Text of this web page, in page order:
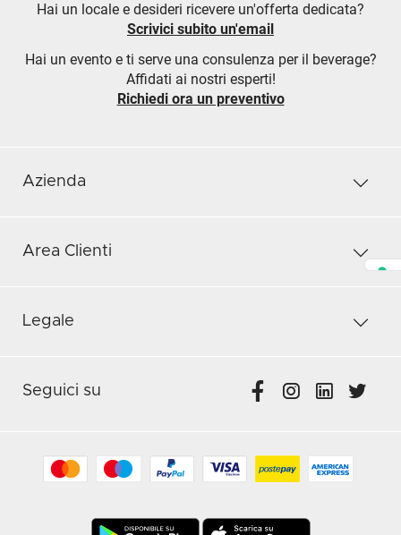
Hai un locale e desideri ricevere un'offerta dedicata?
Scrivici subito un'email
Hai un evento e ti serve una consulenza per il beverage?
Affidati ai nostri esperti!
Richiedi ora un preventivo
Azienda
Area Clienti
Legale
Seguici su